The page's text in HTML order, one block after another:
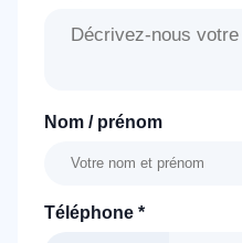
Nom / prénom
Téléphone *